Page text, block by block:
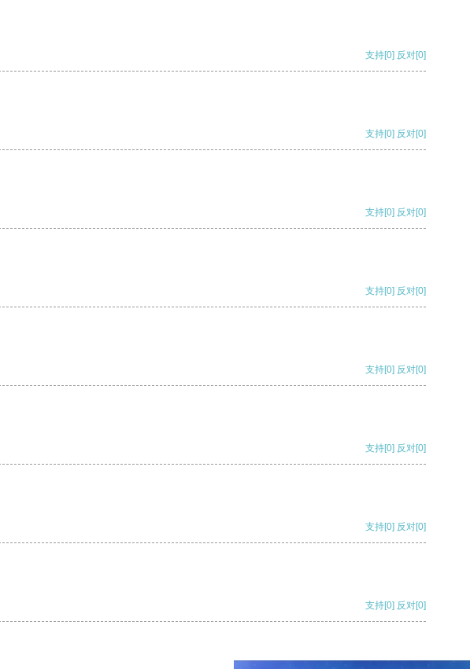
支持[0] 反对[0]
支持[0] 反对[0]
支持[0] 反对[0]
支持[0] 反对[0]
支持[0] 反对[0]
支持[0] 反对[0]
支持[0] 反对[0]
支持[0] 反对[0]